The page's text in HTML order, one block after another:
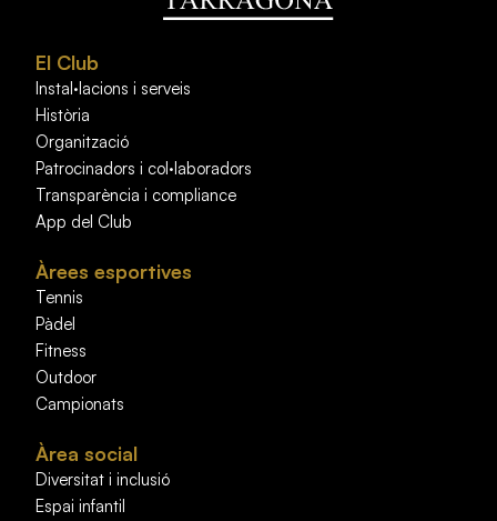
El Club
Instal·lacions i serveis
Història
Organització
Patrocinadors i col·laboradors
Transparència i compliance
App del Club
Àrees esportives
Tennis
Pàdel
Fitness
Outdoor
Campionats
Àrea social
Diversitat i inclusió
Espai infantil